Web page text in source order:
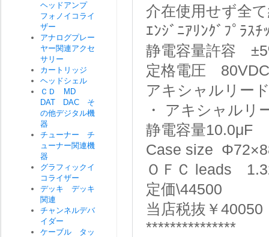
介在使用せず全
ｴﾝｼﾞﾆｱﾘﾝｸﾞﾌﾟﾗｽ
静電容量許容
定格電圧 80VDC
アキシャルリー
・ アキシャルリ
静電容量10.0μF
Case size
ＯＦＣ leads
定価\44500
当店税抜￥40050
***************
ヘッドアンプ
フォノイコライ
ザー
アナログプレー
ヤー関連アクセ
サリー
カートリッジ
ヘッドシェル
ＣＤ MD
DAT DAC そ
の他デジタル機
器
チューナー チ
ューナー関連機
器
グラフィックイ
コライザー
デッキ デッキ
関連
チャンネルデバ
イダー
ケーブル タッ